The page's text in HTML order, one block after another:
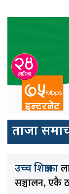
ताजा
उच्च शिक्षाका
सञ्चालन, एकै